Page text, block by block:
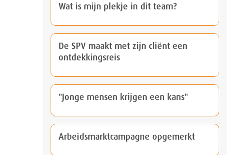
Wat is mijn plekje in dit team?
De SPV maakt met zijn cliënt een
ontdekkingsreis
"Jonge mensen krijgen een kans"
Arbeidsmarktcampagne opgemerkt